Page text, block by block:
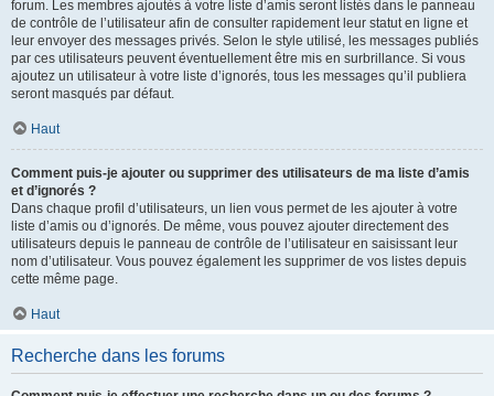
forum. Les membres ajoutés à votre liste d’amis seront listés dans le panneau
de contrôle de l’utilisateur afin de consulter rapidement leur statut en ligne et
leur envoyer des messages privés. Selon le style utilisé, les messages publiés
par ces utilisateurs peuvent éventuellement être mis en surbrillance. Si vous
ajoutez un utilisateur à votre liste d’ignorés, tous les messages qu’il publiera
seront masqués par défaut.
Haut
Comment puis-je ajouter ou supprimer des utilisateurs de ma liste d’amis
et d’ignorés ?
Dans chaque profil d’utilisateurs, un lien vous permet de les ajouter à votre
liste d’amis ou d’ignorés. De même, vous pouvez ajouter directement des
utilisateurs depuis le panneau de contrôle de l’utilisateur en saisissant leur
nom d’utilisateur. Vous pouvez également les supprimer de vos listes depuis
cette même page.
Haut
Recherche dans les forums